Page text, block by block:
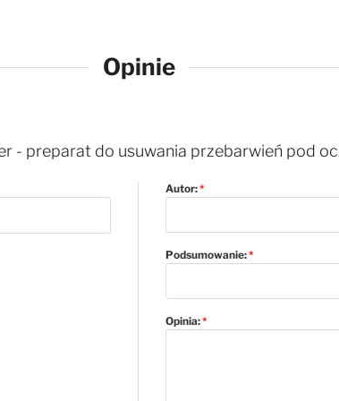
Opinie
- preparat do usuwania przebarwień pod
Autor:
Podsumowanie:
Opinia: